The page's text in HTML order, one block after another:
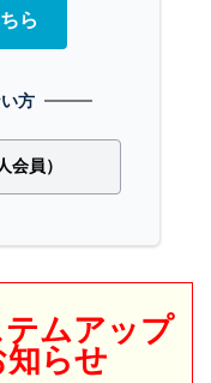
ら
方
会員）
テムアップ
らせ